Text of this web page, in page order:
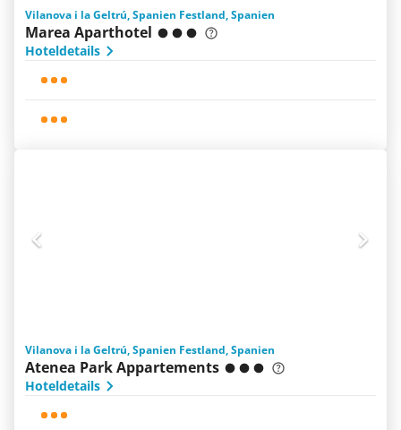
Vilanova i la Geltrú, Spanien Festland, Spanien
Marea Aparthotel
Hoteldetails
Vilanova i la Geltrú, Spanien Festland, Spanien
Atenea Park Appartements
Hoteldetails